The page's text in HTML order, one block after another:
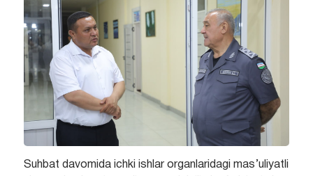
Suhbat davomida ichki ishlar organlaridagi mas’uliyatli